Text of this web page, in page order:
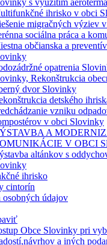
s využitím
ihrisko v obci
migračných výziev
sociálna práca a
občianska a
opatrenia
Rekonštrukcia
dvor Slovinky
detského
vzniku
v obci Slovinky
A
V OBCI
altánkov s
ihrisko
cintorín
osobných údajov
Obce Slovinky pri
a iných